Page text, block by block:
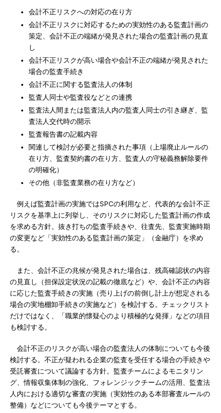
会計不正リスクへの対応の在り方
会計不正リスクに対応するための実効性のある監査計画の
策定、会計不正の端緒が発見された場合の監査計画の見直
し
会計不正リスクが高い場合や会計不正の端緒が発見された
場合の監査手続き
会計不正に関する監査法人の体制
監査人同士や監査役などとの連携
監査法人間または監査法人内の監査人同士の引き継ぎ、監
査法人交代時の開示
監査報告書の記載内容
関連して検討が必要と指摘された事項（上場廃止ルールの
在り方、監査契約書の在り方、監査人の守秘義務解除要件
の明確化）
その他（非監査業務の在り方など）
例えば監査計画の実施ではSPCの利用など、代表的な会計不正
リスクを基準上に列挙し、そのリスクに対応した監査計画の作成
を求める方針。抜き打ちの監査手続きや、往査先、監査実施時期
の変更など「実効性のある監査計画の策定」（金融庁）を求め
る。
また、会計不正の兆候が発見された場合は、残高確認状の内容
の見直し（担保設定状況の記載の徹底など）や、会計不正の内容
に応じた監査手続きの実施（売り上げの前倒し計上が想定される
場合の実地棚卸手続きの実施など）を検討する。チェックリスト
だけではなく、「職業的懐疑心のより積極的な発揮」などの項目
も検討する。
会計不正のリスクが高い場合の監査法人の体制についても今後
検討する。不正が疑われる企業の監査を受任する場合の手続きや
受託審査について議論する方針。監査チームによるモニタリン
グ、情報収集体制の強化、フォレンジックチームの活用、監査法
人内における適切な審査の実施（実効性のある本部審査ルールの
整備）などについても今後テーマとする。